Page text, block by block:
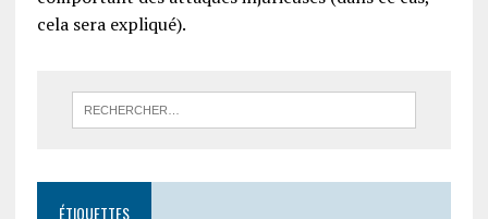
cela sera expliqué).
ÉTIQUETTES